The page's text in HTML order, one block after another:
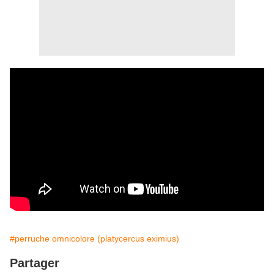
#perruche omnicolore (platycercus eximius)
Partager